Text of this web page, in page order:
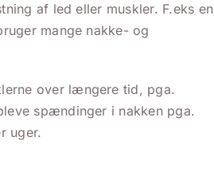
af led eller muskler. F.eks en
mange nakke- og
over længere tid, pga.
spændinger i nakken pga.
uger.